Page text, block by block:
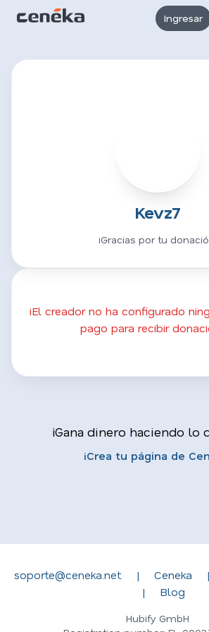
Ingresar
Kevz7
¡Gracias por tu
¡El creador no ha configurado
pago para recibir
¡Gana dinero haciendo lo
¡Crea tu página de
soporte@ceneka.net | Ceneka |
|
Blog
Hubify GmbH